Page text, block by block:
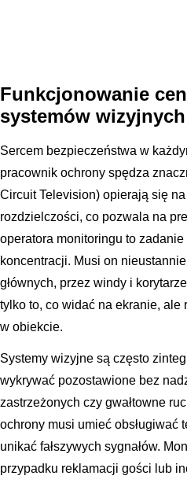
Funkcjonowanie
systemów wizyjnych
Sercem bezpieczeństwa w
pracownik ochrony spędza
Circuit Television) opierają się
rozdzielczości, co pozwala na
operatora monitoringu to
koncentracji. Musi on
głównych, przez windy i
tylko to, co widać na ekranie, ale
w obiekcie.
Systemy wizyjne są często
wykrywać pozostawione bez
zastrzeżonych czy gwałtowne
ochrony musi umieć obsługiwać
unikać fałszywych sygnałów.
przypadku reklamacji gości lub